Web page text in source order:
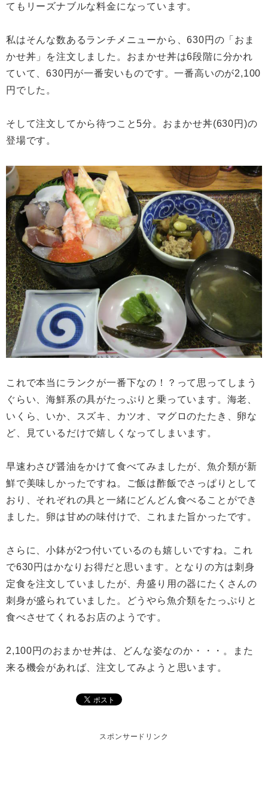
てもリーズナブルな料金になっています。
私はそんな数あるランチメニューから、630円の「おま
かせ丼」を注文しました。おまかせ丼は6段階に分かれ
ていて、630円が一番安いものです。一番高いのが2,100
円でした。
そして注文してから待つこと5分。おまかせ丼(630円)の
登場です。
これで本当にランクが一番下なの！？って思ってしまう
ぐらい、海鮮系の具がたっぷりと乗っています。海老、
いくら、いか、スズキ、カツオ、マグロのたたき、卵な
ど、見ているだけで嬉しくなってしまいます。
早速わさび醤油をかけて食べてみましたが、魚介類が新
鮮で美味しかったですね。ご飯は酢飯でさっぱりとして
おり、それぞれの具と一緒にどんどん食べることができ
ました。卵は甘めの味付けで、これまた旨かったです。
さらに、小鉢が2つ付いているのも嬉しいですね。これ
で630円はかなりお得だと思います。となりの方は刺身
定食を注文していましたが、舟盛り用の器にたくさんの
刺身が盛られていました。どうやら魚介類をたっぷりと
食べさせてくれるお店のようです。
2,100円のおまかせ丼は、どんな姿なのか・・・。また
来る機会があれば、注文してみようと思います。
スポンサードリンク